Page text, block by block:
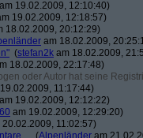
am 19.02.2009, 12:10:40)
19.02.2009, 12:18:57)
18.02.2009, 20:12:29)
am 18.02.2009,
(stefan2k am 18.02.2009,
18.02.2009, 22:17:48)
oder Autor hat seine
11:17:44)
am 19.02.2009, 12:12:22)
am 19.02.2009, 12:29:20)
20.02.2009, 11:02:57)
... (Alpenländer am